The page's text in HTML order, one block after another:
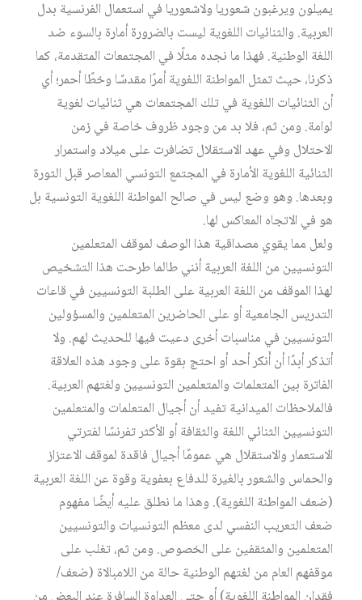
يميلون ويرغبون شعوريا ولاشعوريا في استعمال الفرنسية بدل
العربية. والثنائيات اللغوية ليست بالضرورة أمارة بالسوء ضد
اللغة الوطنية. فهذا ما نجده مثلًا في المجتمعات المتقدمة، كما
ذكرنا، حيث تمثل المواطنة اللغوية أمرًا مقدسًا وخطًا أحمر؛ أي
أن الثنائيات اللغوية في تلك المجتمعات هي ثنائيات لغوية
لوامة. ومن ثم، فلا بد من وجود ظروف خاصة في زمن
الاحتلال وفي عهد الاستقلال تضافرت على ميلاد واستمرار
الثنائية اللغوية الأمارة في المجتمع التونسي المعاصر قبل الثورة
وبعدها. وهو وضع ليس في صالح المواطنة اللغوية التونسية بل
هو في الاتجاه المعاكس لها.
ولعل مما يقوي مصداقية هذا الوصف لموقف المتعلمين
التونسيين من اللغة العربية أنني طالما طرحت هذا التشخيص
لهذا الموقف من اللغة العربية على الطلبة التونسيين في قاعات
التدريس الجامعية أو على الحاضرين المتعلمين والمسؤولين
التونسيين في مناسبات أخرى دعيت فيها للحديث لهم. ولا
أتذكر أبدًا أن أَنكر أحد أو احتج بقوة على وجود هذه العلاقة
الفاترة بين المتعلمات والمتعلمين التونسيين ولغتهم العربية.
فالملاحظات الميدانية تفيد أن أجيال المتعلمات والمتعلمين
التونسيين الثنائي اللغة والثقافة أو الأكثر تفرنسًا لفترتي
الاستعمار والاستقلال هي عمومًا أجيال فاقدة لموقف الاعتزاز
والحماس والشعور بالغيرة للدفاع بعفوية وقوة عن اللغة العربية
(ضعف المواطنة اللغوية). وهذا ما نطلق عليه أيضًا مفهوم
ضعف التعريب النفسي لدى معظم التونسيات والتونسيين
المتعلمين والمثقفين على الخصوص. ومن ثم، تغلب على
موقفهم العام من لغتهم الوطنية حالة من اللامبالاة (ضعف/